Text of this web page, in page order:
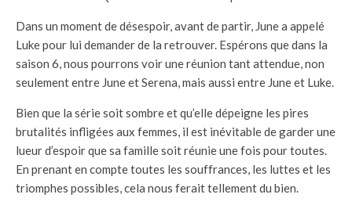
Dans un moment de désespoir, avant de partir, June a appelé
Luke pour lui demander de la retrouver. Espérons que dans la
saison 6, nous pourrons voir une réunion tant attendue, non
seulement entre June et Serena, mais aussi entre June et Luke.
Bien que la série soit sombre et qu’elle dépeigne les pires
brutalités infligées aux femmes, il est inévitable de garder une
lueur d’espoir que sa famille soit réunie une fois pour toutes.
En prenant en compte toutes les souffrances, les luttes et les
triomphes possibles, cela nous ferait tellement du bien.